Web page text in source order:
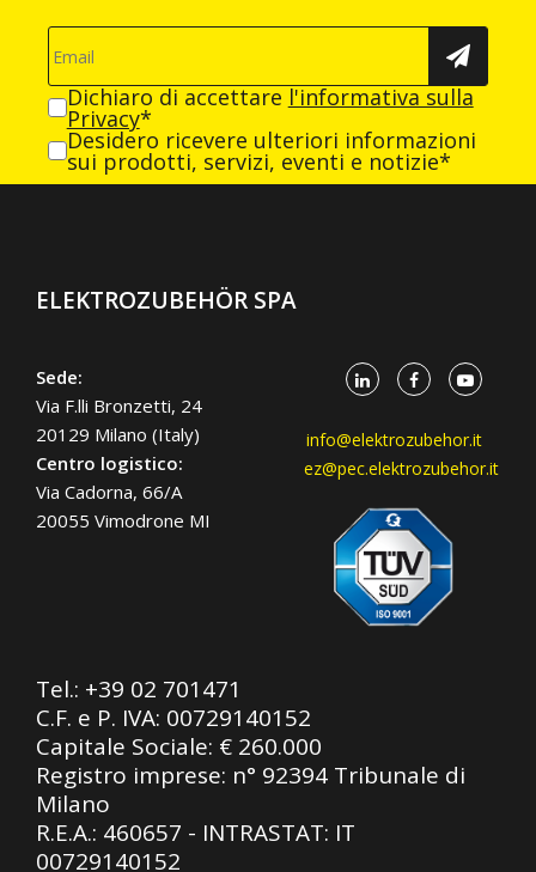
Dichiaro di accettare l'informativa sulla
Privacy*
Desidero ricevere ulteriori informazioni
sui prodotti, servizi, eventi e notizie*
ELEKTROZUBEHÖR SPA
Sede:
Via F.lli Bronzetti, 24
20129 Milano (Italy)
Centro logistico:
Via Cadorna, 66/A
20055 Vimodrone MI
info@elektrozubehor.it
ez@pec.elektrozubehor.it
Tel.: +39 02 701471
C.F. e P. IVA: 00729140152
Capitale Sociale: € 260.000
Registro imprese: n° 92394 Tribunale di
Milano
R.E.A.: 460657 - INTRASTAT: IT
00729140152